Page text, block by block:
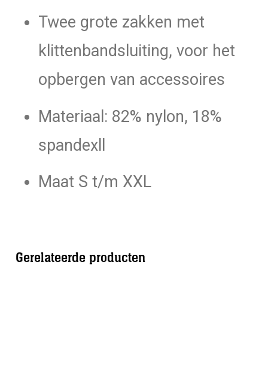
Twee grote zakken met
klittenbandsluiting, voor het
opbergen van accessoires
Materiaal: 82% nylon, 18%
spandexll
Maat S t/m XXL
Gerelateerde producten